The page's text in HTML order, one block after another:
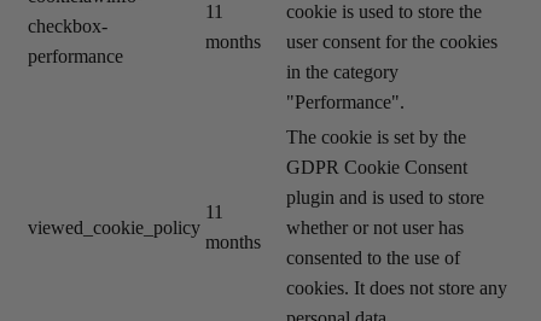
checkbox-
performance
11
months
cookie is used to store the
user consent for the cookies
in the category
"Performance".
viewed_cookie_policy
11
months
The cookie is set by the
GDPR Cookie Consent
plugin and is used to store
whether or not user has
consented to the use of
cookies. It does not store any